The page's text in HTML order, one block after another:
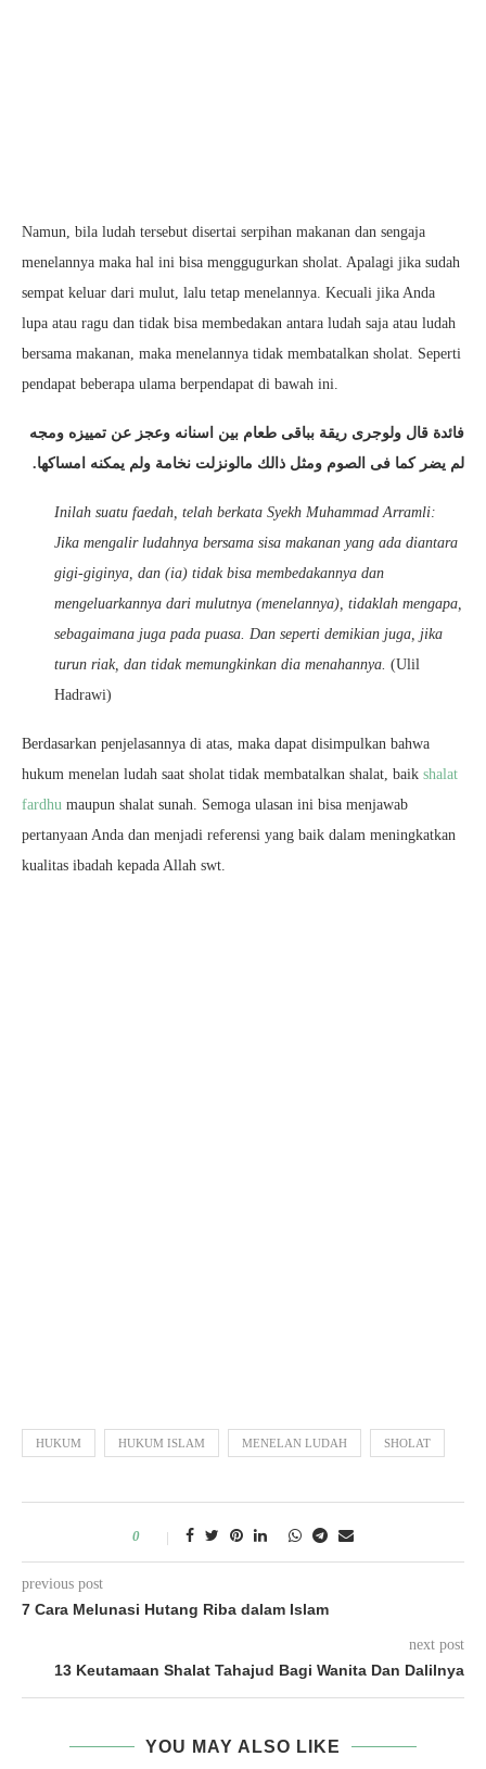
Namun, bila ludah tersebut disertai serpihan makanan dan sengaja
menelannya maka hal ini bisa menggugurkan sholat. Apalagi jika sudah
sempat keluar dari mulut, lalu tetap menelannya. Kecuali jika Anda
lupa atau ragu dan tidak bisa membedakan antara ludah saja atau ludah
bersama makanan, maka menelannya tidak membatalkan sholat. Seperti
pendapat beberapa ulama berpendapat di bawah ini.
فائدة قال ولوجرى ريقة بباقى طعام بين اسنانه وعجز عن تمييزه ومجه
لم يضر كما فى الصوم ومثل ذالك مالونزلت نخامة ولم يمكنه امساكها.
Inilah suatu faedah, telah berkata Syekh Muhammad Arramli:
Jika mengalir ludahnya bersama sisa makanan yang ada diantara
gigi-giginya, dan (ia) tidak bisa membedakannya dan
mengeluarkannya dari mulutnya (menelannya), tidaklah mengapa,
sebagaimana juga pada puasa. Dan seperti demikian juga, jika
turun riak, dan tidak memungkinkan dia menahannya. (Ulil
Hadrawi)
Berdasarkan penjelasannya di atas, maka dapat disimpulkan bahwa
hukum menelan ludah saat sholat tidak membatalkan shalat, baik shalat
fardhu maupun shalat sunah. Semoga ulasan ini bisa menjawab
pertanyaan Anda dan menjadi referensi yang baik dalam meningkatkan
kualitas ibadah kepada Allah swt.
HUKUM HUKUM ISLAM MENELAN LUDAH SHOLAT
0
previous post
7 Cara Melunasi Hutang Riba dalam Islam
next post
13 Keutamaan Shalat Tahajud Bagi Wanita Dan Dalilnya
YOU MAY ALSO LIKE